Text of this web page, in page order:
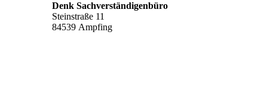
Denk Sachver­ständigen­büro
Steinstraße 11
84539 Ampfing